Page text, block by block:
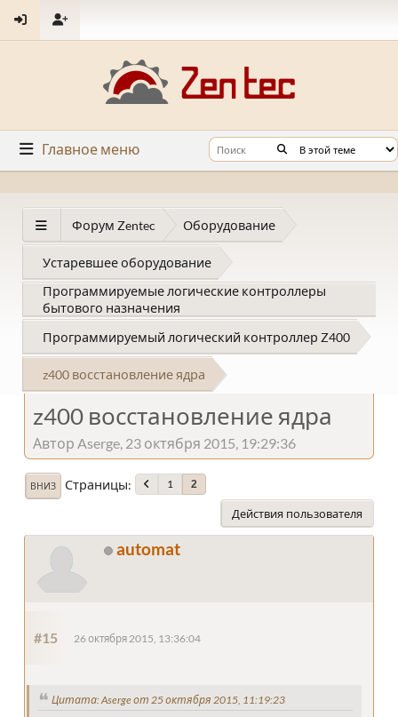
Главное меню
Форум Zentec Оборудование
Устаревшее оборудование
Программируемые логические контроллеры
бытового назначения
Программируемый логический контроллер Z400
z400 восстановление ядра
z400 восстановление ядра
Автор Aserge, 23 октября 2015, 19:29:36
ВНИЗ Страницы 1 2
Действия пользователя
automat
#15 26 октября 2015, 13:36:04
Цитата: Aserge от 25 октября 2015, 11:19:23